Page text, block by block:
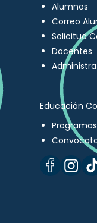
Alumnos
Correo
Solicitud
Docentes
Educación